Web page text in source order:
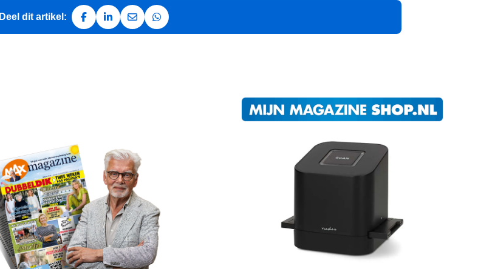
Deel dit artikel:
Deel op Facebook
Deel op LinkedIn
Deel via e-mail
Deel via WhatsApp